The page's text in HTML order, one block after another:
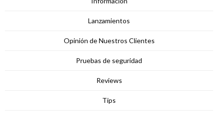
Lanzamientos
Opinión de Nuestros Clientes
Pruebas de seguridad
Reviews
Tips